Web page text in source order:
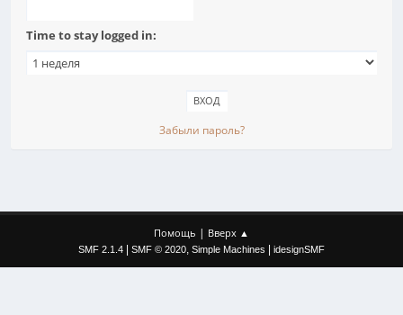
Time to stay logged in:
Забыли пароль?
Помощь | Вверх ▲
SMF 2.1.4 SMF © 2020, Simple Machines idesignSMF